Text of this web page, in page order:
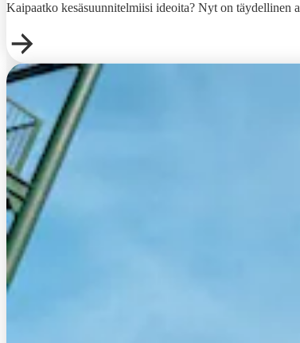
Kaipaatko kesäsuunnitelmiisi ideoita? Nyt on